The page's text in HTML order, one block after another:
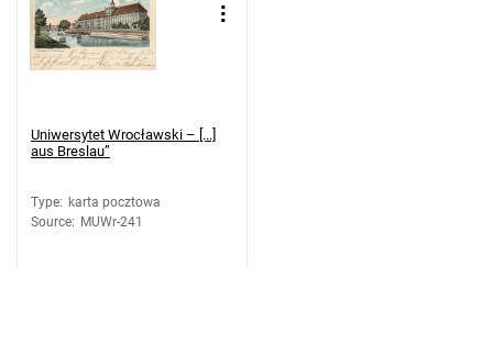
Uniwersytet Wrocławski – [...]
aus Breslau”
Type: karta pocztowa
Source: MUWr-241